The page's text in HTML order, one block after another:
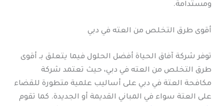
ومستدامة.
أقوى طرق التخلص من العته في دبي
توفر شركة آفاق الحياة أفضل الحلول فيما يتعلق بـ أقوى
طرق التخلص من العته في دبي، حيث تعتمد شركة
مكافحة العتة في دبي على أساليب علمية متطورة للقضاء
على العتة سواء في المباني القديمة أو الجديدة. كما تقوم